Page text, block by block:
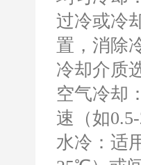
过冷或冷
置，消除
冷却介质
空气冷却
速（如
水冷：适